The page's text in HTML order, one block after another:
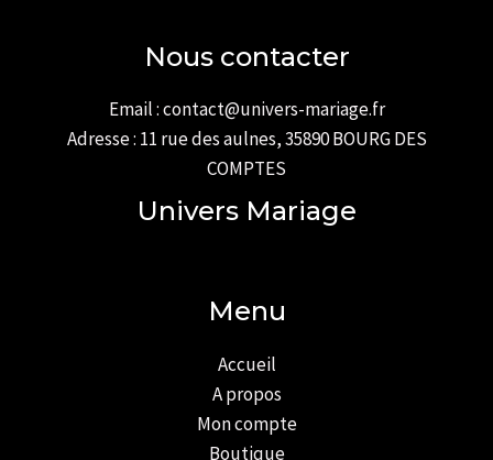
Nous contacter
Email : contact@univers-mariage.fr
Adresse : 11 rue des aulnes, 35890 BOURG DES
COMPTES
Univers Mariage
Menu
Accueil
A propos
Mon compte
Boutique